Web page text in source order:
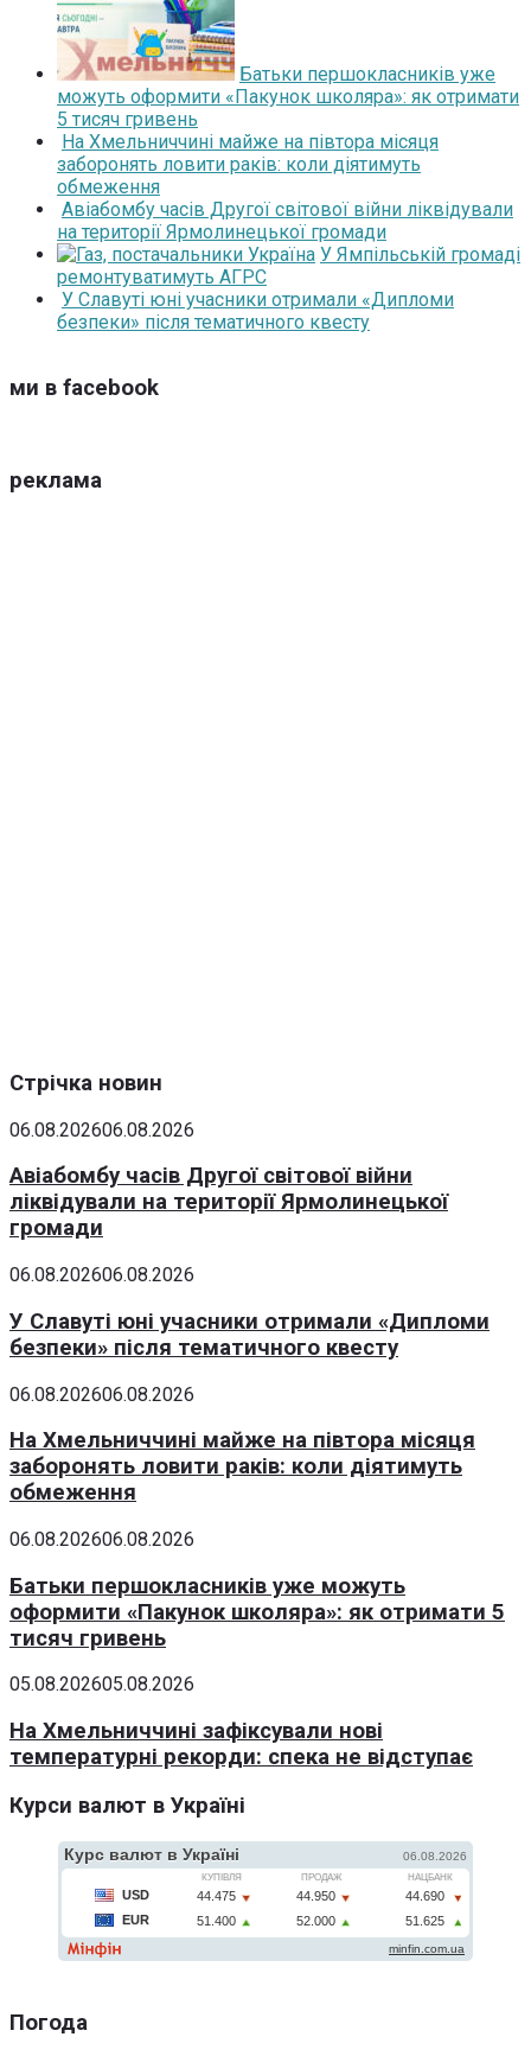
Батьки першокласників уже
можуть оформити «Пакунок школяра»: як отримати
5 тисяч гривень
На Хмельниччині майже на півтора місяця
заборонять ловити раків: коли діятимуть
обмеження
Авіабомбу часів Другої світової війни ліквідували
на території Ярмолинецької громади
У Ямпільській громаді
ремонтуватимуть АГРС
У Славуті юні учасники отримали «Дипломи
безпеки» після тематичного квесту
ми в facebook
реклама
Стрічка новин
06.08.202606.08.2026
Авіабомбу часів Другої світової війни
ліквідували на території Ярмолинецької
громади
06.08.202606.08.2026
У Славуті юні учасники отримали «Дипломи
безпеки» після тематичного квесту
06.08.202606.08.2026
На Хмельниччині майже на півтора місяця
заборонять ловити раків: коли діятимуть
обмеження
06.08.202606.08.2026
Батьки першокласників уже можуть
оформити «Пакунок школяра»: як отримати 5
тисяч гривень
05.08.202605.08.2026
На Хмельниччині зафіксували нові
температурні рекорди: спека не відступає
Курси валют в Україні
Погода